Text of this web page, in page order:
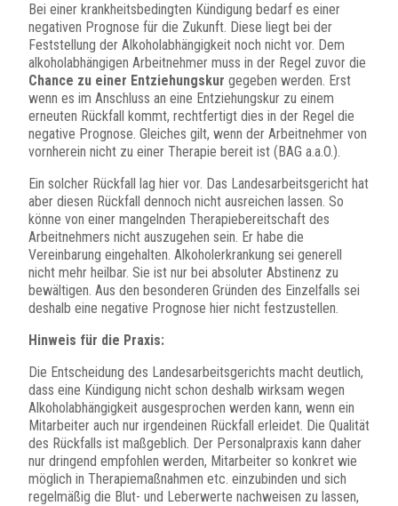
Bei einer krankheitsbedingten Kündigung bedarf es einer
negativen Prognose für die Zukunft. Diese liegt bei der
Feststellung der Alkoholabhängigkeit noch nicht vor. Dem
alkoholabhängigen Arbeitnehmer muss in der Regel zuvor die
Chance zu einer Entziehungskur gegeben werden. Erst
wenn es im Anschluss an eine Entziehungskur zu einem
erneuten Rückfall kommt, rechtfertigt dies in der Regel die
negative Prognose. Gleiches gilt, wenn der Arbeitnehmer von
vornherein nicht zu einer Therapie bereit ist (BAG a.a.O.).
Ein solcher Rückfall lag hier vor. Das Landesarbeitsgericht hat
aber diesen Rückfall dennoch nicht ausreichen lassen. So
könne von einer mangelnden Therapiebereitschaft des
Arbeitnehmers nicht auszugehen sein. Er habe die
Vereinbarung eingehalten. Alkoholerkrankung sei generell
nicht mehr heilbar. Sie ist nur bei absoluter Abstinenz zu
bewältigen. Aus den besonderen Gründen des Einzelfalls sei
deshalb eine negative Prognose hier nicht festzustellen.
Hinweis für die Praxis:
Die Entscheidung des Landesarbeitsgerichts macht deutlich,
dass eine Kündigung nicht schon deshalb wirksam wegen
Alkoholabhängigkeit ausgesprochen werden kann, wenn ein
Mitarbeiter auch nur irgendeinen Rückfall erleidet. Die Qualität
des Rückfalls ist maßgeblich. Der Personalpraxis kann daher
nur dringend empfohlen werden, Mitarbeiter so konkret wie
möglich in Therapiemaßnahmen etc. einzubinden und sich
regelmäßig die Blut- und Leberwerte nachweisen zu lassen,